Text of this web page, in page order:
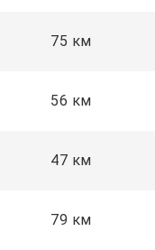
75 км
56 км
47 км
79 км